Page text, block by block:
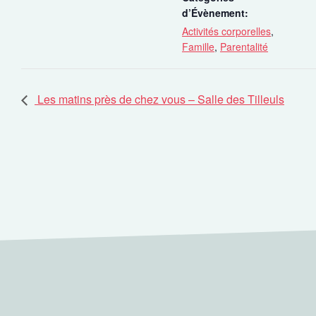
d’Évènement:
Activités corporelles,
Famille, Parentalité
Les matins près de chez vous – Salle des Tilleuls